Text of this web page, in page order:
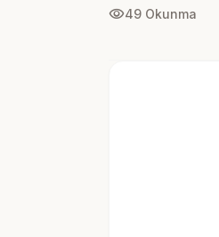
visibility49 Okunma